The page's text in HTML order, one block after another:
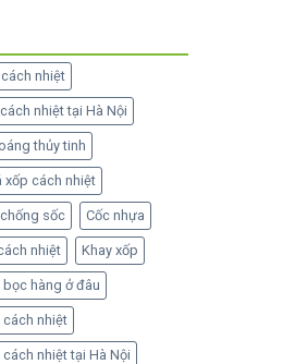
nhiệt
nhiệt tại Hà Nội
thủy tinh
xốp cách nhiệt
sốc Cốc nhựa
nhiệt Khay xốp
bọc hàng ở đâu
cách nhiệt
nhiệt tại Hà Nội